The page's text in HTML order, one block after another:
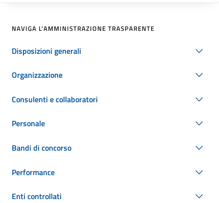
NAVIGA L'AMMINISTRAZIONE TRASPARENTE
Disposizioni generali
Organizzazione
Consulenti e collaboratori
Personale
Bandi di concorso
Performance
Enti controllati